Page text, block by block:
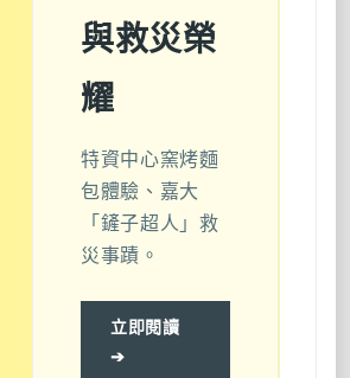
與救災榮
耀
特資中心窯烤麵
包體驗、嘉大
「鏟子超人」救
災事蹟。
立即閱讀
➔